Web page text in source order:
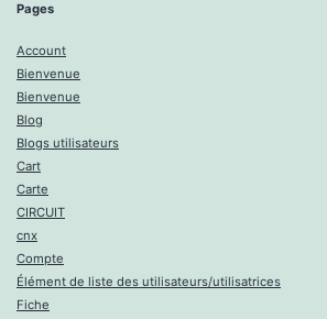
Pages
Account
Bienvenue
Bienvenue
Blog
Blogs utilisateurs
Cart
Carte
CIRCUIT
cnx
Compte
Élément de liste des utilisateurs/utilisatrices
Fiche